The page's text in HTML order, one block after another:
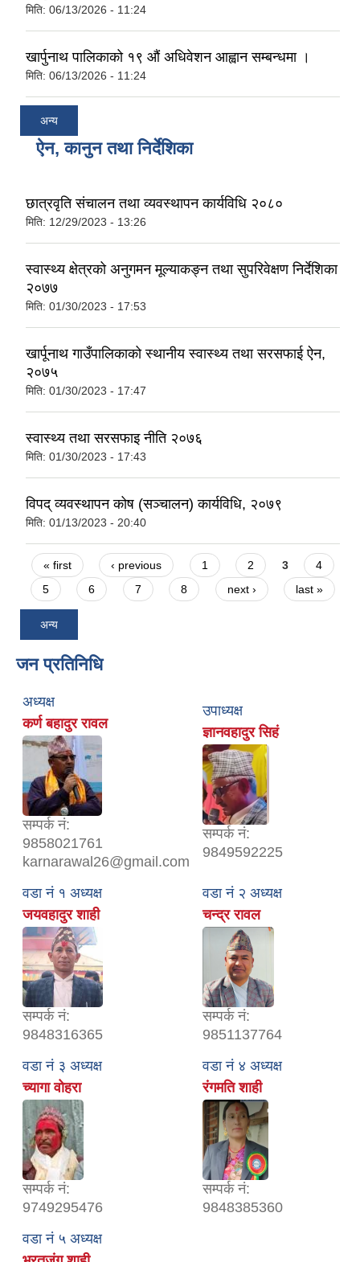
मिति: 06/13/2026 - 11:24
खार्पुनाथ पालिकाको १९ औं अधिवेशन आह्वान सम्बन्धमा ।
मिति: 06/13/2026 - 11:24
अन्य
ऐन, कानुन तथा निर्देशिका
छात्रवृति संचालन तथा व्यवस्थापन कार्यविधि २०८०
मिति: 12/29/2023 - 13:26
स्वास्थ्य क्षेत्रको अनुगमन मूल्याकङ्न तथा सुपरिवेक्षण निर्देशिका
२०७७
मिति: 01/30/2023 - 17:53
खार्पूनाथ गाउँपालिकाको स्थानीय स्वास्थ्य तथा सरसफाई ऐन,
२०७५
मिति: 01/30/2023 - 17:47
स्वास्थ्य तथा सरसफाइ नीति २०७६
मिति: 01/30/2023 - 17:43
विपद् व्यवस्थापन कोष (सञ्चालन) कार्यविधि, २०७९
मिति: 01/13/2023 - 20:40
Pages
« first ‹ previous 1 2 3
4
5
6 7 8 next › last »
अन्य
जन प्रतिनिधि
अध्यक्ष
कर्ण बहादुर रावल
सम्पर्क नं:
9858021761
karnarawal26@gmail.com
उपाध्यक्ष
ज्ञानवहादुर सिहं
सम्पर्क नं:
9849592225
वडा नं १ अध्यक्ष
जयवहादुर शाही
सम्पर्क नं:
9848316365
वडा नं २ अध्यक्ष
चन्द्र रावल
सम्पर्क नं:
9851137764
वडा नं ३ अध्यक्ष
च्यागा वोहरा
सम्पर्क नं:
9749295476
वडा नं ४ अध्यक्ष
रंगमति शाही
सम्पर्क नं:
9848385360
वडा नं ५ अध्यक्ष